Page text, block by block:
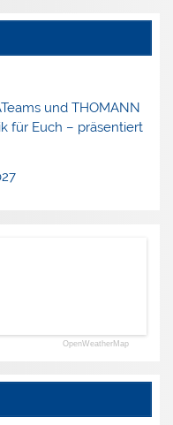
und THOMANN
für Euch – präsentiert
OpenWeatherMap